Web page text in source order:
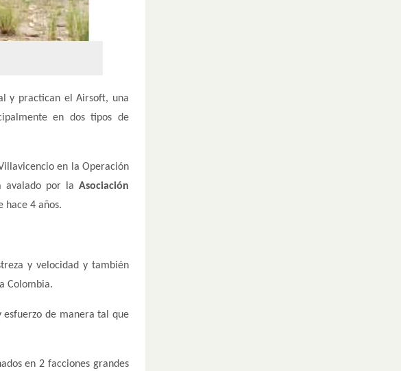
y practican el Airsoft, una
en dos tipos de
en la Operación
avalado por la Asociación
hace 4 años.
y velocidad y también
Colombia.
esfuerzo de manera tal que
en 2 facciones grandes